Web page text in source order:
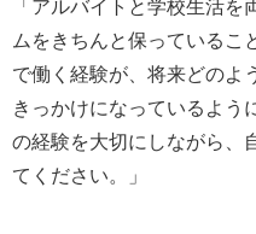
「アルバイトと学校生活
ムをきちんと保っているこ
で働く経験が、将来どのよ
きっかけになっているよう
の経験を大切にしながら、
てください。」